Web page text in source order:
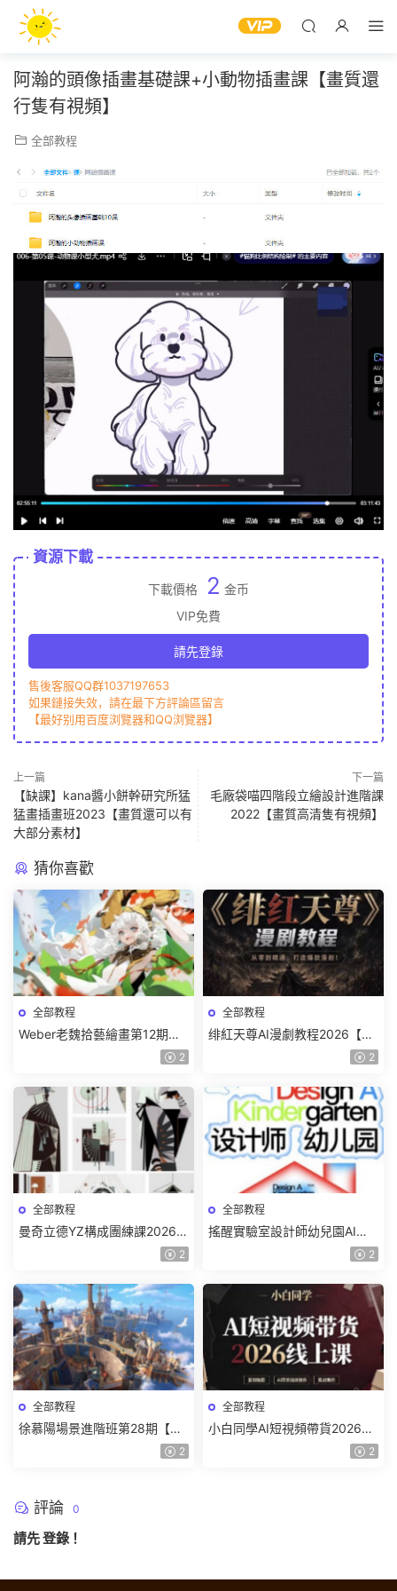
阿瀚的頭像插畫基礎課+小動物插畫課【畫質還
行隻有視頻】
全部教程
資源下載
下載價格 2 金币
VIP免費
請先登錄
售後客服QQ群1037197653
如果鏈接失效，請在最下方評論區留言
【最好别用百度浏覽器和QQ浏覽器】
上一篇
【缺課】kana醬小餅幹研究所猛
猛畫插畫班2023【畫質還可以有
大部分素材】
下一篇
毛廠袋喵四階段立繪設計進階課
2022【畫質高清隻有視頻】
猜你喜歡
全部教程
Weber老魏拾藝繪畫第12期角
色特訓班【畫質不錯隻有視
2
全部教程
绯紅天尊AI漫劇教程2026【畫
2
全部教程
曼奇立德YZ構成團練課2026年
8月已結課【畫質高清有課件】
2
全部教程
搖醒實驗室設計師幼兒園AI軟
件基礎課2025【畫質不錯有素
2
全部教程
徐慕陽場景進階班第28期【畫
2
全部教程
小白同學AI短視頻帶貨2026線
2
評論 0
請先登錄 ！